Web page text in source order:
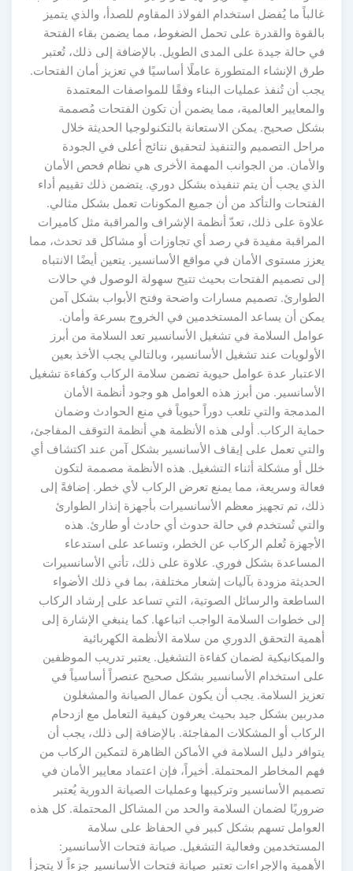
ما يُفضل استخدام الفولاذ المقاوم للصدأ، والذي يتميز
والقدرة على تحمل الضغوط، مما يضمن بقاء الفتحة
حالة جيدة على المدى الطويل. بالإضافة إلى ذلك، تُعتبر
الإنشاء المتطورة عاملًا أساسيًا في تعزيز أمان الفتحات.
أن تُنفذ عمليات البناء وفقًا للمواصفات المعتمدة
العالمية، مما يضمن أن تكون الفتحات مُصممة
صحيح. يمكن الاستعانة بالتكنولوجيا الحديثة خلال
التصميم والتنفيذ لتحقيق نتائج أعلى في الجودة
من الجوانب المهمة الأخرى هي نظام فحص الأمان
يجب أن يتم تنفيذه بشكل دوري. يتضمن ذلك تقييم أداء
والتأكد من أن جميع المكونات تعمل بشكل مثالي.
على ذلك، تعدّ أنظمة الإشراف والمراقبة مثل كاميرات
مفيدة في رصد أي تجاوزات أو مشاكل قد تحدث، مما
مستوى الأمان في مواقع الأسانسير. يتعين أيضًا الانتباه
تصميم الفتحات بحيث تتيح سهولة الوصول في حالات
تصميم مسارات واضحة وفتح الأبواب بشكل آمن
أن يساعد المستخدمين في الخروج بسرعة وأمان.
السلامة في تشغيل الأسانسير تعد السلامة من أبرز
عند تشغيل الأسانسير، وبالتالي يجب الأخذ بعين
عدة عوامل حيوية تضمن سلامة الركاب وكفاءة تشغيل
من أبرز هذه العوامل هو وجود أنظمة الأمان
والتي تلعب دوراً حيوياً في منع الحوادث وضمان
الركاب. أولى هذه الأنظمة هي أنظمة التوقف المفاجئ،
تعمل على إيقاف الأسانسير بشكل آمن عند اكتشاف أي
أو مشكلة أثناء التشغيل. هذه الأنظمة مصممة لتكون
وسريعة، مما يمنع تعرض الركاب لأي خطر. إضافةً إلى
تم تجهيز معظم الأسانسيرات بأجهزة إنذار الطوارئ
تُستخدم في حالة حدوث أي حادث أو طارئ. هذه
تُعلم الركاب عن الخطر، وتساعد على استدعاء
بشكل فوري. علاوة على ذلك، تأتي الأسانسيرات
مزودة بآليات إشعار مختلفة، بما في ذلك الأضواء
والرسائل الصوتية، التي تساعد على إرشاد الركاب
خطوات السلامة الواجب اتباعها. كما ينبغي الإشارة إلى
التحقق الدوري من سلامة الأنظمة الكهربائية
لضمان كفاءة التشغيل. يعتبر تدريب الموظفين
استخدام الأسانسير بشكل صحيح عنصراً أساسياً في
السلامة. يجب أن يكون عمال الصيانة والمشغلون
بشكل جيد بحيث يعرفون كيفية التعامل مع ازدحام
أو المشكلات المفاجئة. بالإضافة إلى ذلك، يجب أن
دليل السلامة في الأماكن الظاهرة لتمكين الركاب من
المخاطر المحتملة. أخيراً، فإن اعتماد معايير الأمان في
الأسانسير وتركيبها وعمليات الصيانة الدورية يُعتبر
لضمان السلامة والحد من المشاكل المحتملة. كل هذه
تسهم بشكل كبير في الحفاظ على سلامة
وفعالية التشغيل. صيانة فتحات الأسانسير:
والإجراءات تعتبر صيانة فتحات الأسانسير جزءاً لا يتجزأ